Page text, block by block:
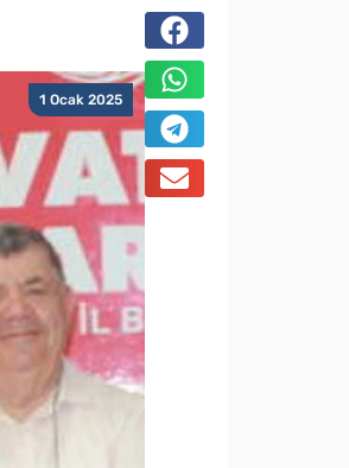
1 Ocak 2025